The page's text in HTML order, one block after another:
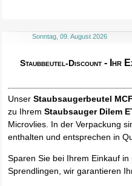
Sonntag, 09. August 2026
Staubbeutel-Discount - Ihr
UnserStaubsaugerbeutel
zu IhremStaubsauger Dilem
Microvlies. In der Verpackung
enthalten und entsprechen in
Sparen Sie bei Ihrem Einkauf
Sprendlingen, wir garantieren